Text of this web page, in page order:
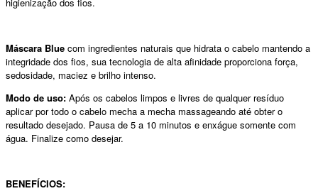
Máscara Blue com ingredientes naturais que hidrata o cabelo mantendo a
integridade dos fios, sua tecnologia de alta afinidade proporciona força,
sedosidade, maciez e brilho intenso.
Modo de uso: Após os cabelos limpos e livres de qualquer resíduo
aplicar por todo o cabelo mecha a mecha massageando até obter o
resultado desejado. Pausa de 5 a 10 minutos e enxágue somente com
água. Finalize como desejar.
BENEFÍCIOS: